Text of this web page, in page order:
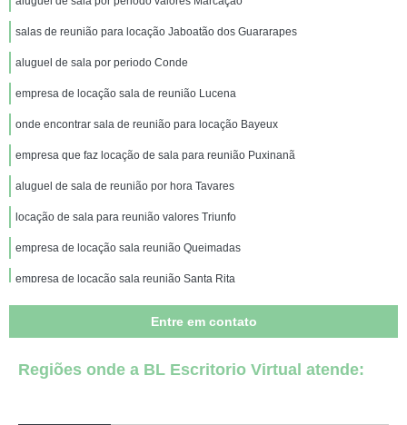
salas de reunião para locação Jaboatão dos Guararapes
aluguel de sala por periodo Conde
empresa de locação sala de reunião Lucena
onde encontrar sala de reunião para locação Bayeux
empresa que faz locação de sala para reunião Puxinanã
aluguel de sala de reunião por hora Tavares
locação de sala para reunião valores Triunfo
empresa de locação sala reunião Queimadas
empresa de locação sala reunião Santa Rita
locação de salas para reunião Barra dos Coqueiros
locação de salas para reunião valores Mari
Entre em contato
Regiões onde a BL Escritorio Virtual atende: